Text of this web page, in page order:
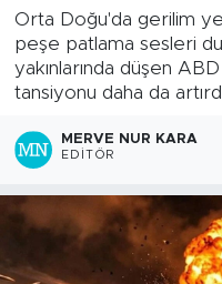
Orta Doğu'da gerilim
peşe patlama sesleri
yakınlarında düşen
tansiyonu daha da
MERVE NUR KARA
EDITÖR
Süper Lig Puan
Tüm Manşetler
Son Dakika